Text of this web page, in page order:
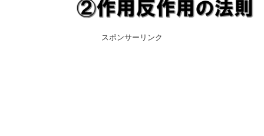
スポンサーリンク